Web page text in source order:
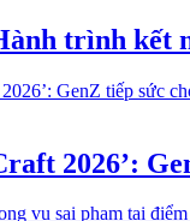
trình kết
2026’: